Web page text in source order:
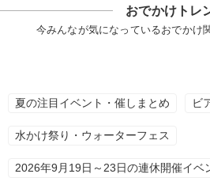
おでかけトレ
今みんなが気になっているおでかけ
夏の注目イベント・催しまとめ ビ
水かけ祭り・ウォーターフェス
2026年9月19日～23日の連休開催イベ